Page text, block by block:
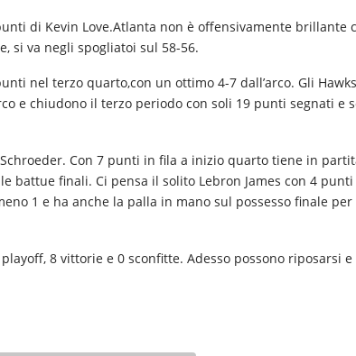
di Kevin Love.Atlanta non è offensivamente brillante
si va negli spogliatoi sul 58-56.
nel terzo quarto,con un ottimo 4-7 dall’arco. Gli
e chiudono il terzo periodo con soli 19 punti segnati e
Con 7 punti in fila a inizio quarto tiene in
finali. Ci pensa il solito Lebron James con 4
1 e ha anche la palla in mano sul possesso finale per
8 vittorie e 0 sconfitte. Adesso possono riposarsi